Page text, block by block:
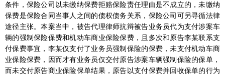
条件，保险公司以未缴纳保费拒赔保险责任理由是不成立的，未缴纳
保费是保险合同当事人之间的债权债务关系，保险公司可另寻循法律
途径主张。本案当中，被告代理律师抗辩被告业务员代为支付涉案车
辆的强制保险保费和机动车商业保险保费，且多次和原告李某联系支
付保费事宜，李某仅支付了业务员强制保险的保费，未支付机动车商
业保险保费，因而才有业务员仅交付原告涉案车辆强制保险的保单，
而未交付原告商业保险保单结果，原告以支付保费并回收保单的行为